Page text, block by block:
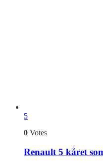
5
0 Votes
Renault 5 kåret